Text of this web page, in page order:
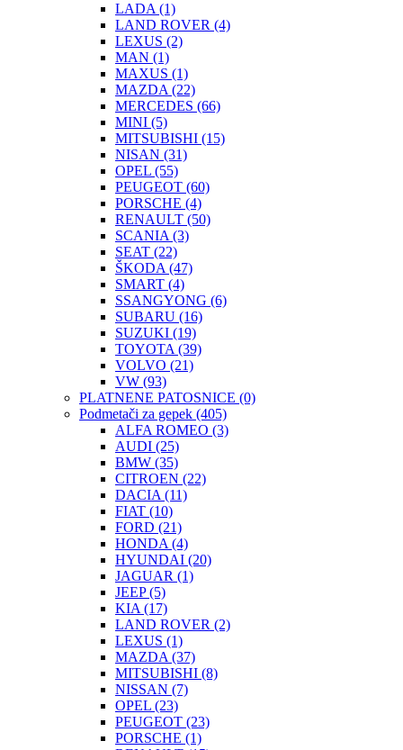
LADA (1)
LAND ROVER (4)
LEXUS (2)
MAN (1)
MAXUS (1)
MAZDA (22)
MERCEDES (66)
MINI (5)
MITSUBISHI (15)
NISAN (31)
OPEL (55)
PEUGEOT (60)
PORSCHE (4)
RENAULT (50)
SCANIA (3)
SEAT (22)
ŠKODA (47)
SMART (4)
SSANGYONG (6)
SUBARU (16)
SUZUKI (19)
TOYOTA (39)
VOLVO (21)
VW (93)
PLATNENE PATOSNICE (0)
Podmetači za gepek (405)
ALFA ROMEO (3)
AUDI (25)
BMW (35)
CITROEN (22)
DACIA (11)
FIAT (10)
FORD (21)
HONDA (4)
HYUNDAI (20)
JAGUAR (1)
JEEP(5)
KIA (17)
LAND ROVER (2)
LEXUS (1)
MAZDA (37)
MITSUBISHI (8)
NISSAN (7)
OPEL (23)
PEUGEOT (23)
PORSCHE (1)